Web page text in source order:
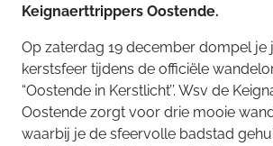
Keignaerttrippers Oostende.
Op zaterdag 19 december dompel je
kerstsfeer tijdens de officiële
“Oostende in Kerstlicht’’. Wsv de
Oostende zorgt voor drie mooie
waarbij je de sfeervolle badstad